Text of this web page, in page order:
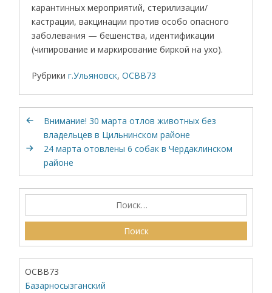
карантинных мероприятий, стерилизации/
кастрации, вакцинации против особо опасного
заболевания — бешенства, идентификации
(чипирование и маркирование биркой на ухо).
Рубрики г.Ульяновск,ОСВВ73
Внимание! 30 марта отлов животных без
владельцев в Цильнинском районе
24 марта отовлены 6 собак в Чердаклинском
районе
ОСВВ73
Базарносызганский